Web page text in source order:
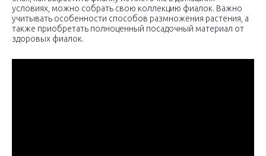
условиях, можно собрать свою коллекцию фиалок. Важно
учитывать особенности способов размножения растения, а
также приобретать полноценный посадочный материал от
здоровых фиалок.